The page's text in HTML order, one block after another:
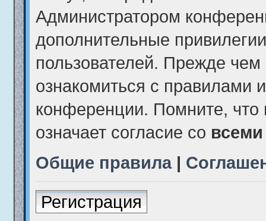
Администратором
дополнительные
пользователей. Прежде чем
ознакомиться с правилами
конференции. Помните,
означает согласие со всеми
Общие правила|
Регистрация